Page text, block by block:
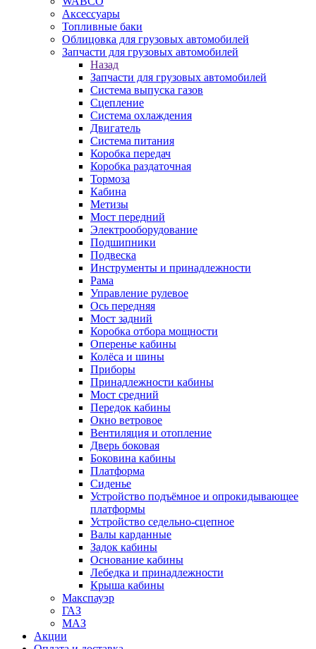
Аксессуары
Топливные баки
Облицовка для грузовых автомобилей
Запчасти для грузовых автомобилей
Назад
Запчасти для грузовых автомобилей
Система выпуска газов
Сцепление
Система охлаждения
Двигатель
Система питания
Коробка передач
Коробка раздаточная
Тормоза
Кабина
Метизы
Мост передний
Электрооборудование
Подшипники
Подвеска
Инструменты и принадлежности
Рама
Управление рулевое
Ось передняя
Мост задний
Коробка отбора мощности
Оперенье кабины
Колёса и шины
Приборы
Принадлежности кабины
Мост средний
Передок кабины
Окно ветровое
Вентиляция и отопление
Дверь боковая
Боковина кабины
Платформа
Сиденье
Устройство подъёмное и опрокидывающее
платформы
Устройство седельно-сцепное
Валы карданные
Задок кабины
Основание кабины
Лебедка и принадлежности
Крыша кабины
Макспауэр
ГАЗ
МАЗ
Акции